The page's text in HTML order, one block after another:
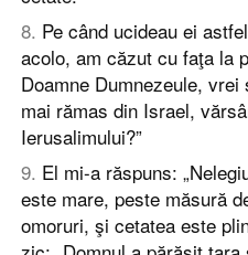
8. Pe când ucideau ei
acolo, am căzut cu faţa la
Doamne Dumnezeule,
mai rămas din Israel,
Ierusalimului?”
9. El mi-a răspuns:
este mare, peste măsură
omoruri, şi cetatea este